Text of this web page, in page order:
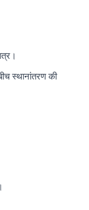
स्थानांतरण की